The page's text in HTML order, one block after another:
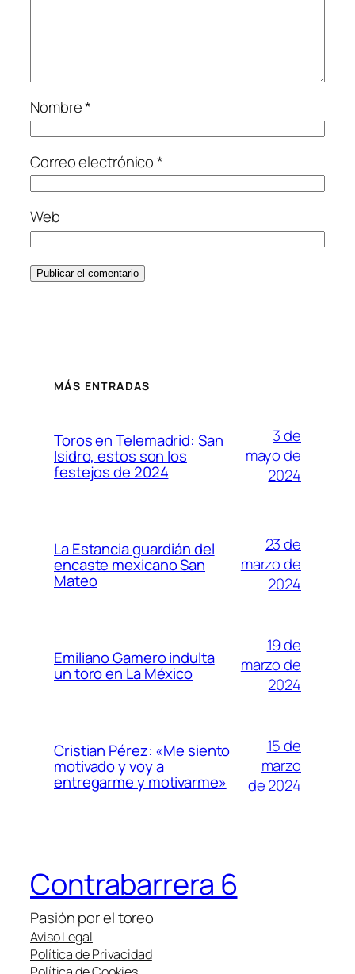
Nombre*
Correo electrónico*
Web
MÁS ENTRADAS
Toros en Telemadrid: San
Isidro, estos son los
festejos de 2024
3 de
mayo de
2024
La Estancia guardián del
encaste mexicano San
Mateo
23 de
marzo de
2024
Emiliano Gamero indulta
un toro en La México
19 de
marzo de
2024
Cristian Pérez: «Me siento
motivado y voy a
entregarme y motivarme»
15 de
marzo
de 2024
Contrabarrera 6
Pasión por el toreo
Aviso Legal
Política de Privacidad